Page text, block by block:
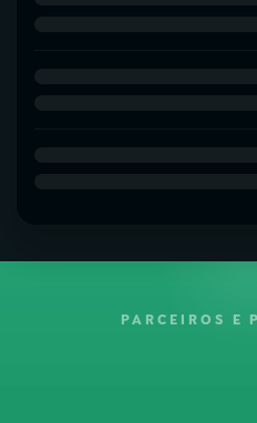
PARCEIROS E